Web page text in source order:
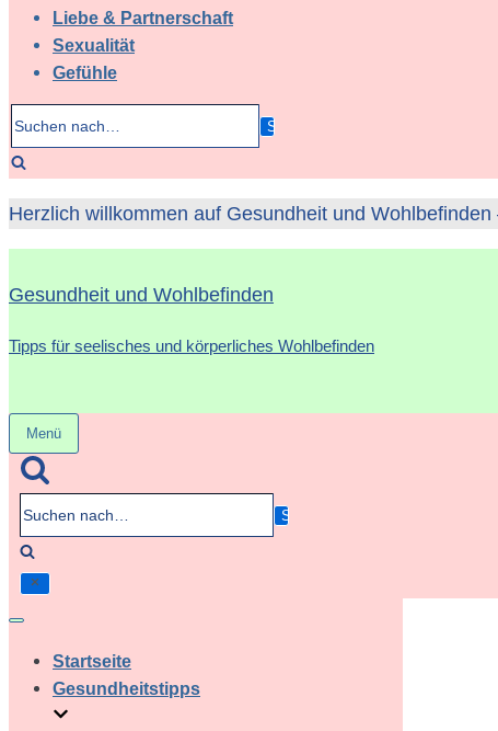
Liebe & Partnerschaft
Sexualität
Gefühle
Suchen
nach…
Herzlich willkommen auf Gesundheit und
Gesundheit und Wohlbefinden
Tipps für seelisches und körperliches Wohlbefinden
Menü
Navigation
umschalten
Suchen
nach…
Navigation
Startseite
Gesundheitstipps